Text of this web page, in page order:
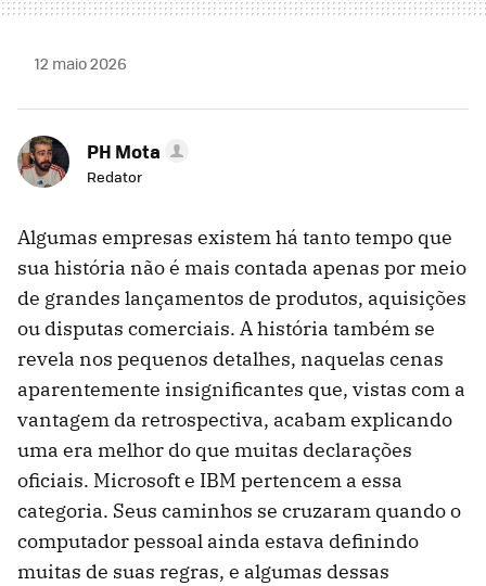
12 maio 2026
PH Mota
Redator
Algumas empresas existem há tanto tempo que
sua história não é mais contada apenas por meio
de grandes lançamentos de produtos, aquisições
ou disputas comerciais. A história também se
revela nos pequenos detalhes, naquelas cenas
aparentemente insignificantes que, vistas com a
vantagem da retrospectiva, acabam explicando
uma era melhor do que muitas declarações
oficiais. Microsoft e IBM pertencem a essa
categoria. Seus caminhos se cruzaram quando o
computador pessoal ainda estava definindo
muitas de suas regras, e algumas dessas